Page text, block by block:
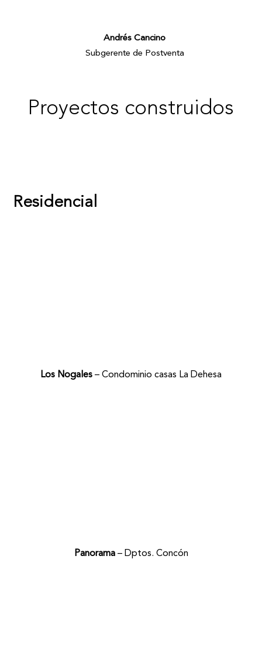
Andrés Cancino
Subgerente de Postventa
Proyectos construidos
Residencial
Los Nogales– Condominio casas La Dehesa
Panorama– Dptos. Concón